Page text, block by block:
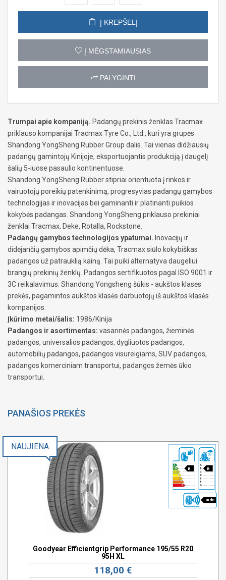
Į KREPŠELĮ
Į MĖGSTAMIAUSIAS
PALYGINTI
Trumpai apie kompaniją. Padangų prekinis ženklas Tracmax
priklauso kompanijai Tracmax Tyre Co., Ltd., kuri yra grupės
Shandong YongSheng Rubber Group dalis. Tai vienas didžiausių
padangų gamintojų Kinijoje, eksportuojantis produkciją į daugelį
šalių 5-iuose pasaulio kontinentuose.
Shandong YongSheng Rubber stipriai orientuota į rinkos ir
vairuotojų poreikių patenkinimą, progresyvias padangų gamybos
technologijas ir inovacijas bei gaminanti ir platinanti puikios
kokybės padangas. Shandong YongSheng priklauso prekiniai
ženklai Tracmax, Deke, Rotalla, Rockstone.
Padangų gamybos technologijos ypatumai. Inovacijų ir
didėjančių gamybos apimčių dėka, Tracmax siūlo kokybiškas
padangos už patrauklią kainą. Tai puiki alternatyva daugeliui
brangių prekinių ženklų. Padangos sertifikuotos pagal ISO 9001 ir
3C reikalavimus. Shandong Yongsheng šūkis - aukštos klasės
prekės, pagamintos aukštos klasės darbuotojų iš aukštos klasės
kompanijos.
Įkūrimo metai/šalis: 1986/Kinija
Padangos ir asortimentas: vasarinės padangos, žieminės
padangos, universalios padangos, dygliuotos padangos,
automobilių padangos, padangos visureigiams, SUV padangos,
padangos komerciniam transportui, padangos žemės ūkio
transportui.
PANAŠIOS PREKĖS
B B
70 dB
NAUJIENA
Goodyear Efficientgrip Performance 195/55 R20
95H XL
118,00 €